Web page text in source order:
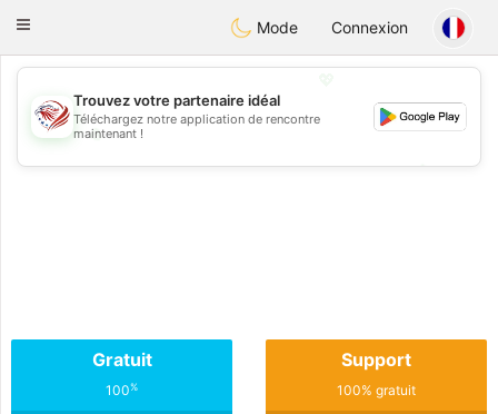
StatesDating
Toggle
Mode Connexion
💖
💕
Trouvez votre partenaire idéal
Téléchargez notre application de rencontre
maintenant !
Gratuit
100%
Support
100% gratuit